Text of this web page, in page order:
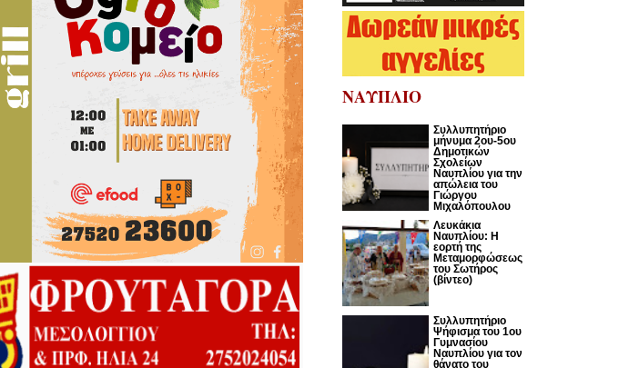
ΝΑΥΠΛΙΟ
Συλλυπητήριο
μήνυμα 2ου-5ου
Δημοτικών
Σχολείων
Ναυπλίου για την
απώλεια του
Γιώργου
Μιχαλόπουλου
Λευκάκια
Ναυπλίου: Η
εορτή της
Μεταμορφώσεως
του Σωτήρος
(βίντεο)
Συλλυπητήριο
Ψήφισμα του 1ου
Γυμνασίου
Ναυπλίου για τον
θάνατο του